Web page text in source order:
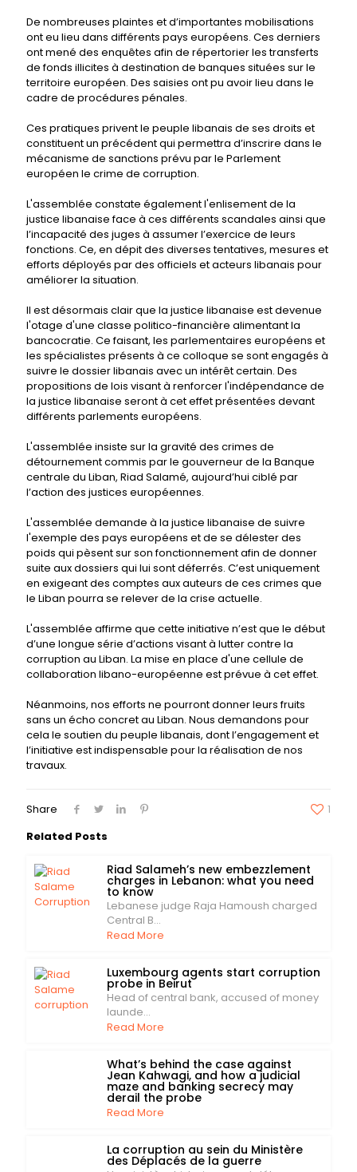
De nombreuses plaintes et d’importantes mobilisations
ont eu lieu dans différents pays européens. Ces derniers
ont mené des enquêtes afin de répertorier les transferts
de fonds illicites à destination de banques situées sur le
territoire européen. Des saisies ont pu avoir lieu dans le
cadre de procédures pénales.
Ces pratiques privent le peuple libanais de ses droits et
constituent un précédent qui permettra d’inscrire dans le
mécanisme de sanctions prévu par le Parlement
européen le crime de corruption.
L'assemblée constate également l'enlisement de la
justice libanaise face à ces différents scandales ainsi que
l’incapacité des juges à assumer l’exercice de leurs
fonctions. Ce, en dépit des diverses tentatives, mesures et
efforts déployés par des officiels et acteurs libanais pour
améliorer la situation.
Il est désormais clair que la justice libanaise est devenue
l'otage d'une classe politico-financière alimentant la
bancocratie. Ce faisant, les parlementaires européens et
les spécialistes présents à ce colloque se sont engagés à
suivre le dossier libanais avec un intérêt certain. Des
propositions de lois visant à renforcer l'indépendance de
la justice libanaise seront à cet effet présentées devant
différents parlements européens.
L'assemblée insiste sur la gravité des crimes de
détournement commis par le gouverneur de la Banque
centrale du Liban, Riad Salamé, aujourd’hui ciblé par
l’action des justices européennes.
L'assemblée demande à la justice libanaise de suivre
l'exemple des pays européens et de se délester des
poids qui pèsent sur son fonctionnement afin de donner
suite aux dossiers qui lui sont déferrés. C’est uniquement
en exigeant des comptes aux auteurs de ces crimes que
le Liban pourra se relever de la crise actuelle.
L'assemblée affirme que cette initiative n’est que le début
d’une longue série d’actions visant à lutter contre la
corruption au Liban. La mise en place d'une cellule de
collaboration libano-européenne est prévue à cet effet.
Néanmoins, nos efforts ne pourront donner leurs fruits
sans un écho concret au Liban. Nous demandons pour
cela le soutien du peuple libanais, dont l’engagement et
l’initiative est indispensable pour la réalisation de nos
travaux.
Share
1
Related Posts
Riad Salameh’s new embezzlement
charges in Lebanon: what you need
to know
Lebanese judge Raja Hamoush charged
Central B...
Read More
Luxembourg agents start corruption
probe in Beirut
Head of central bank, accused of money
launde...
Read More
What’s behind the case against
Jean Kahwagi, and how a judicial
maze and banking secrecy may
derail the probe
Read More
La corruption au sein du Ministère
des Déplacés de la guerre